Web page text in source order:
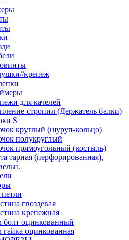
крепеж
для качелей
стропил (Держатель балки)
S
круглый (шуруп-кольцо)
полукруглый
прямоугольный (костыль)
тарная (перфорированная),
гвоздевая
крепежная
оцинкованный
оцинкованная